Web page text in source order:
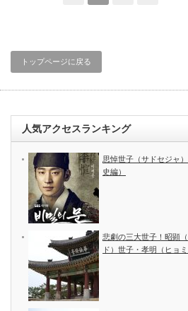
トップページに戻る
人気アクセスランキング
思悼世子（サドセジャ
史編）
悲劇の三大世子！昭顕
ド）世子・孝明（ヒョ